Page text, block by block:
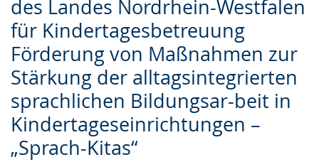
des Landes Nordrhein-Westfalen
für Kindertagesbetreuung
Förderung von Maßnahmen zur
Stärkung der alltagsintegrierten
sprachlichen Bildungsar-beit in
Kindertageseinrichtungen –
„Sprach-Kitas“